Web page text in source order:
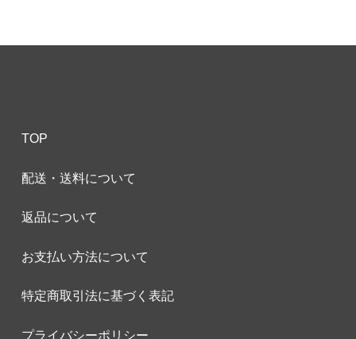
TOP
配送・送料について
返品について
お支払い方法について
特定商取引法に基づく表記
プライバシーポリシー